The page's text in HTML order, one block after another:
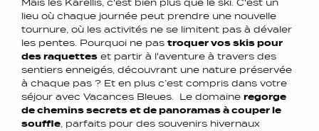
Mais les Karellis, c'est bien plus que le ski. C'est un
lieu où chaque journée peut prendre une nouvelle
tournure, où les activités ne se limitent pas à dévaler
les pentes. Pourquoi ne pas troquer vos skis pour
des raquettes et partir à l'aventure à travers des
sentiers enneigés, découvrant une nature préservée
à chaque pas ? Et en plus c’est compris dans votre
séjour avec Vacances Bleues. Le domaine regorge
de chemins secrets et de panoramas à couper le
souffle , parfaits pour des souvenirs hivernaux